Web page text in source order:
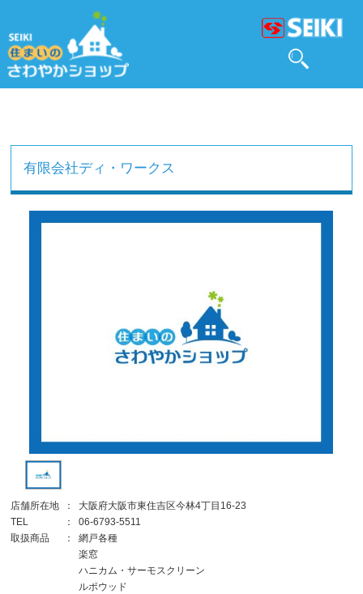
有限会社ディ・ワークス
店舗所在地 ：
大阪府大阪市東住吉区今林4丁目16-23
TEL
：
06-6793-5511
取扱商品
：
網戸各種
楽窓
ハニカム・サーモスクリーン
ルポウッド